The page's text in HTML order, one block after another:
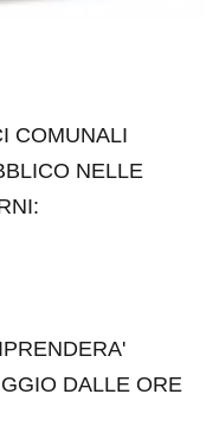
COMUNALI
NELLE
DALLE ORE